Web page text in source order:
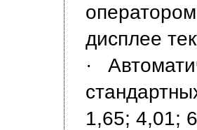
дисплее
·
1,65; 4,01;